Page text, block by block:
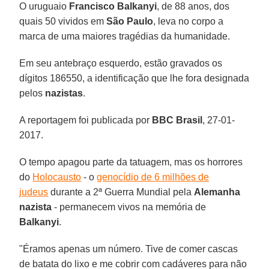
O uruguaio Francisco Balkanyi, de 88 anos, dos
quais 50 vividos em São Paulo, leva no corpo a
marca de uma maiores tragédias da humanidade.
Em seu antebraço esquerdo, estão gravados os
dígitos 186550, a identificação que lhe fora designada
pelos nazistas.
A reportagem foi publicada por BBC Brasil , 27-01-
2017.
O tempo apagou parte da tatuagem, mas os horrores
do Holocausto - ogenocídio de 6 milhões de
judeus durante a 2ª Guerra Mundial pela Alemanha
nazista - permanecem vivos na memória de
Balkanyi.
"Éramos apenas um número. Tive de comer cascas
de batata do lixo e me cobrir com cadáveres para não